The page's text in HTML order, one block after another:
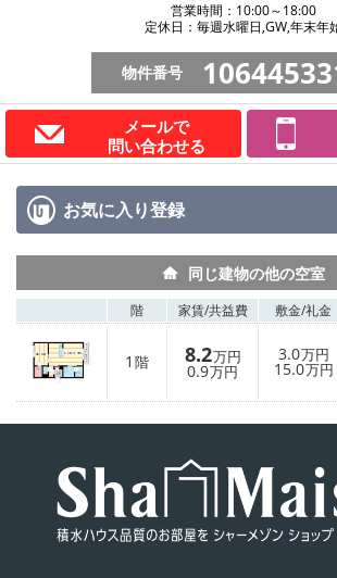
営業時間：10:00～18:00
定休日：毎週水曜日,GW,年末年
物件番号
メールで
問い合わせる
お気に入り登録
同じ建物の他の空室
階 家賃/共益費 敷金/礼金
1 階 8.2万円
0.9万円
3.0万円
15.0万円